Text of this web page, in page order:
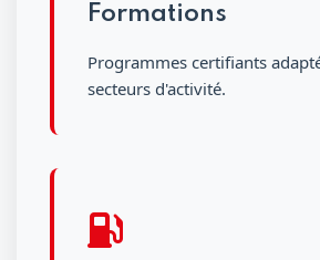
Formations
Programmes certifiants
secteurs d'activité.